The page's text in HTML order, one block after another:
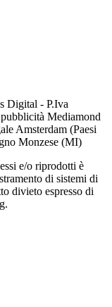
Digital - P.Iva
Mediamond
Amsterdam (Paesi
Monzese (MI)
e/o riprodotti è
di sistemi di
divieto espresso di